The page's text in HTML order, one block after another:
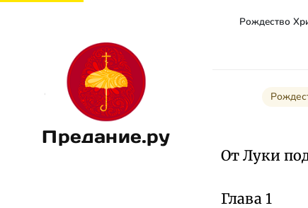
Предание.ру
От Луки
Глава 1